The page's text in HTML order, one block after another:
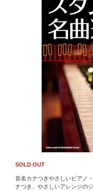
SOLD OUT
音名カナつきやさしいピアノ
ナつき、やさしいアレンジの